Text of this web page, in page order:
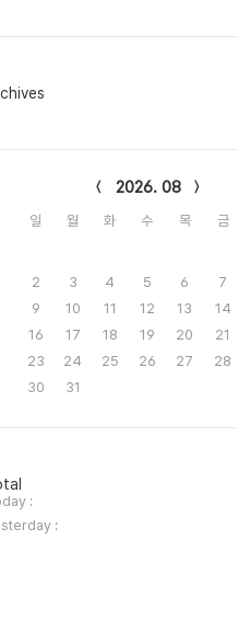
2026. 08
일 월 화 수 목 금
2
3 4 5 6 7
9
10 11 12 13 14
16
17 18 19 20 21
23
24 25 26 27 28
30
31
:
: